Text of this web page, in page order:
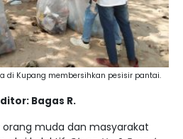
di Kupang membersihkan pesisir pantai.
Bagas R.
orang muda dan masyarakat